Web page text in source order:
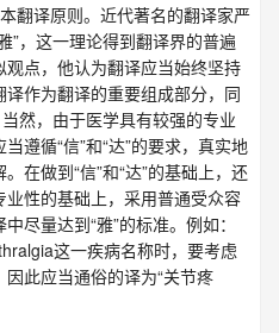
翻译原则。近代著名的翻译家严
”，这一理论得到翻译界的普遍
点，他认为翻译应当始终坚持
作为翻译的重要组成部分，同
然，由于医学具有较强的专业
遵循“信”和“达”的要求，真实地
在做到“信”和“达”的基础上，还
性的基础上，采用普通受众容
尽量达到“雅”的标准。例如：
这一疾病名称时，要考虑
此应当通俗的译为“关节疼